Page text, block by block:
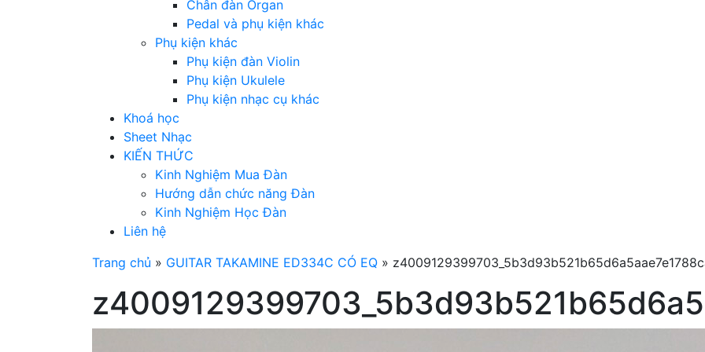
Chân đàn Organ
Pedal và phụ kiện khác
Phụ kiện khác
Phụ kiện đàn Violin
Phụ kiện Ukulele
Phụ kiện nhạc cụ khác
Khoá học
Sheet Nhạc
KIẾN THỨC
Kinh Nghiệm Mua Đàn
Hướng dẫn chức năng Đàn
Kinh Nghiệm Học Đàn
Liên hệ
Trang chủ » GUITAR TAKAMINE ED334C CÓ EQ »